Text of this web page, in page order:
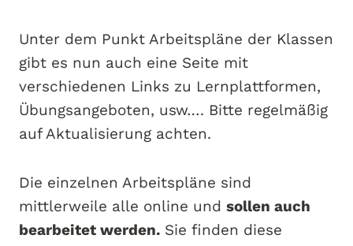
Unter dem Punkt Arbeitspläne der Klassen
gibt es nun auch eine Seite mit
verschiedenen Links zu Lernplattformen,
Übungsangeboten, usw…. Bitte regelmäßig
auf Aktualisierung achten.
Die einzelnen Arbeitspläne sind
mittlerweile alle online und sollen auch
bearbeitet werden. Sie finden diese